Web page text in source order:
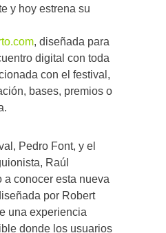
y hoy estrena su
, diseñada para
digital con toda
con el festival,
bases, premios o
Pedro Font, y el
Raúl
a conocer esta nueva
por Robert
una experiencia
donde los usuarios